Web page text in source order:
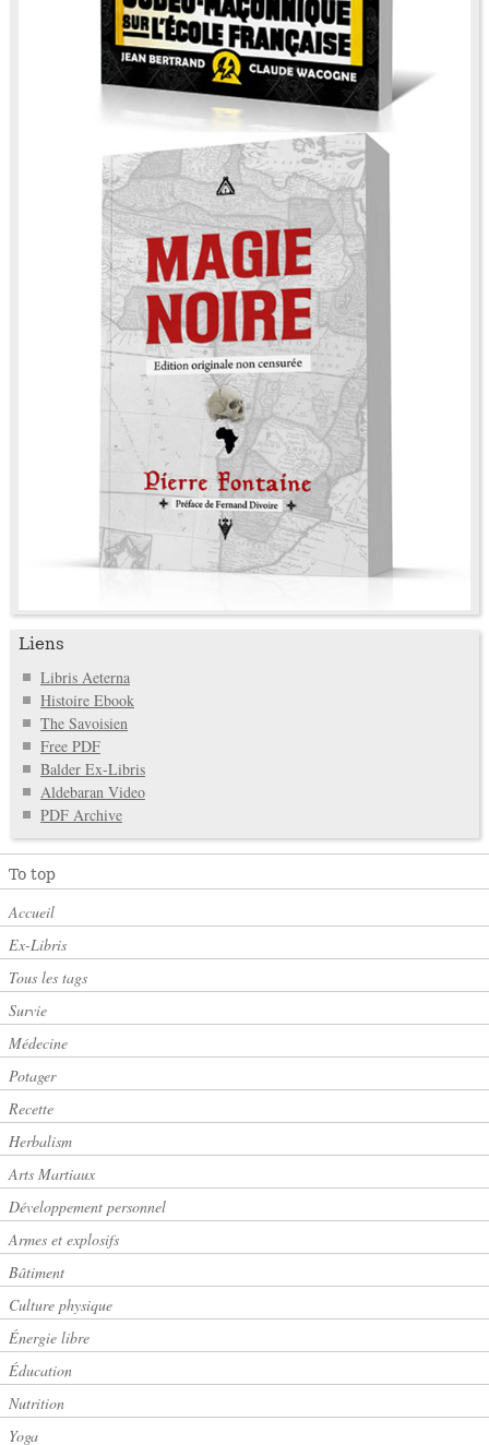
Liens
Libris Aeterna
Histoire Ebook
The Savoisien
Free PDF
Balder Ex-Libris
Aldebaran Video
PDF Archive
To top
Accueil
Ex-Libris
Tous les tags
Survie
Médecine
Potager
Recette
Herbalism
Arts Martiaux
Développement personnel
Armes et explosifs
Bâtiment
Culture physique
Énergie libre
Éducation
Nutrition
Yoga